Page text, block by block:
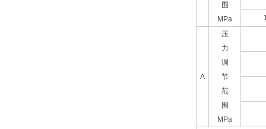
围
MPa
A
压
力
调
节
范
围
MPa